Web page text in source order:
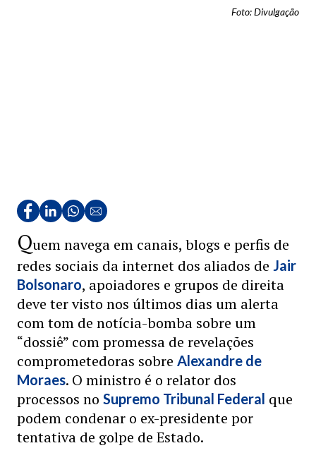
Foto: Divulgação
Quem navega em canais, blogs e perfis de
redes sociais da internet dos aliados de Jair
Bolsonaro, apoiadores e grupos de direita
deve ter visto nos últimos dias um alerta
com tom de notícia-bomba sobre um
“dossiê” com promessa de revelações
comprometedoras sobre Alexandre de
Moraes. O ministro é o relator dos
processos no Supremo Tribunal Federal que
podem condenar o ex-presidente por
tentativa de golpe de Estado.